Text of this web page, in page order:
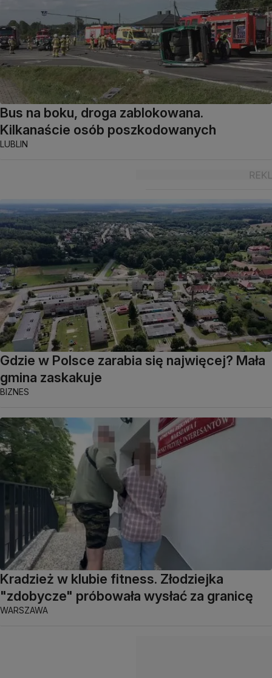
Bus na boku, droga zablokowana.
Kilkanaście osób poszkodowanych
LUBLIN
Gdzie w Polsce zarabia się najwięcej? Mała
gmina zaskakuje
BIZNES
Kradzież w klubie fitness. Złodziejka
"zdobycze" próbowała wysłać za granicę
WARSZAWA